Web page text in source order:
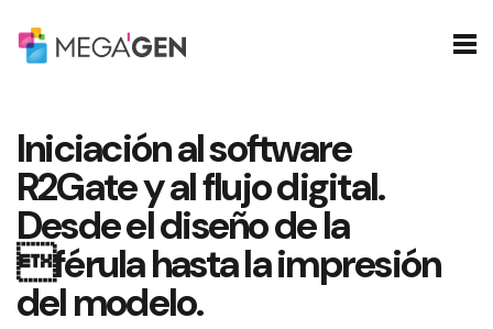
Iniciación al software
R2Gate y al flujo digital.
Desde el diseño de la
férula hasta la impresión
del modelo.